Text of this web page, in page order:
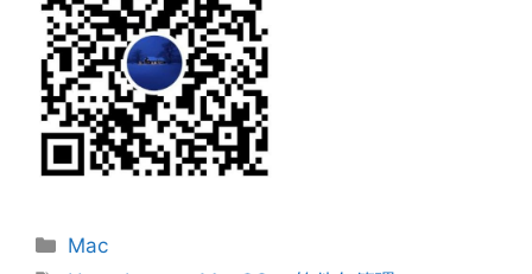
分
Mac